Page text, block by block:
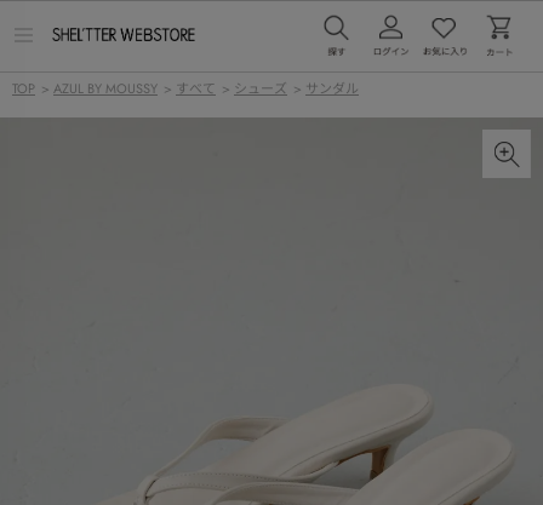
ー
を
TOP > AZUL BY MOUSSY > すべて > シューズ > サンダル